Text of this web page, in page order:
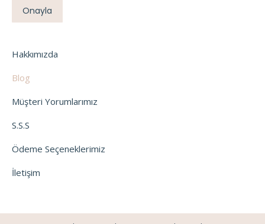
Onayla
Hakkımızda
Blog
Müşteri Yorumlarımız
S.S.S
Ödeme Seçeneklerimiz
İletişim